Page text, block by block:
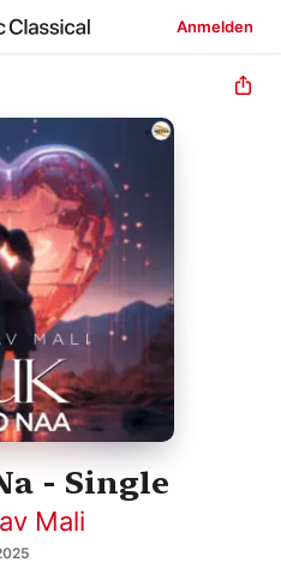
Anmelden
- Single
Mali